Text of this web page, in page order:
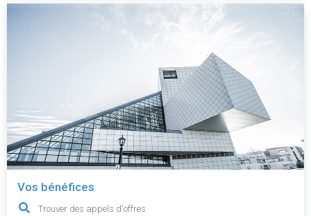
Vos bénéfices
Trouver des appels d'offres